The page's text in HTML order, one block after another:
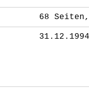
68
31.12.1994